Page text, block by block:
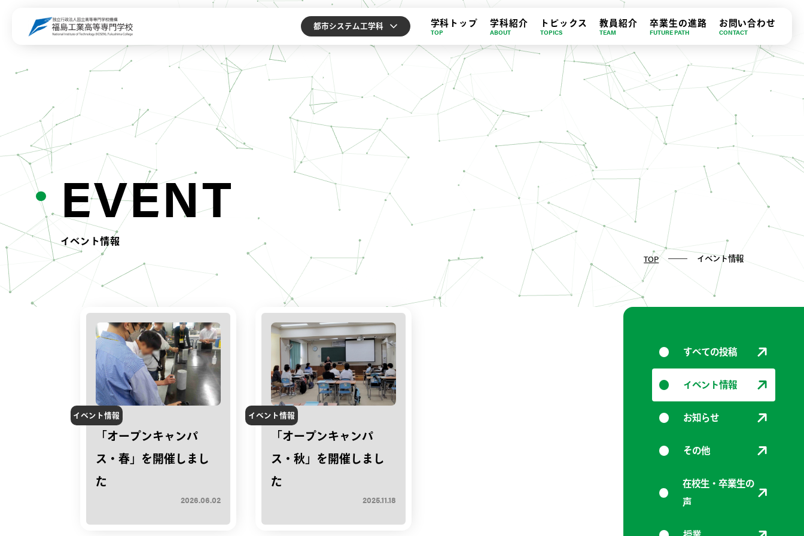
都市システム工学科 学科トップ
TOP
学科紹介
ABOUT
トピックス
TOPICS
教員紹介
TEAM
卒業生の進路
FUTURE PATH
お問い合わせ
CONTACT
EVENT
イベント情報
TOP イベント情報
「オープンキャンパ
ス・春」を開催しまし
た
2026.06.02
イベント情報
「オープンキャンパ
ス・秋」を開催しまし
た
2025.11.18
イベント情報
すべての投稿
イベント情報
お知らせ
その他
在校生・卒業生の
声